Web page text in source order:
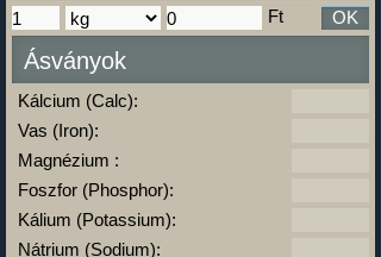
Ft OK
Ásványok
Kálcium (Calc):
Vas (Iron):
Magnézium :
Foszfor (Phosphor):
Kálium (Potassium):
Nátrium (Sodium):